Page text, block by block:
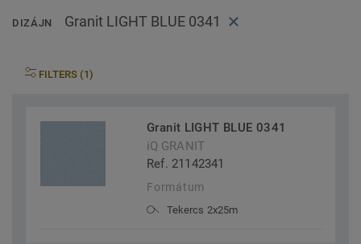
DIZÁJN Granit LIGHT BLUE 0341
FILTERS (1)
Granit LIGHT BLUE 0341
iQ GRANIT
Ref. 21142341
Formátum
Tekercs 2x25m